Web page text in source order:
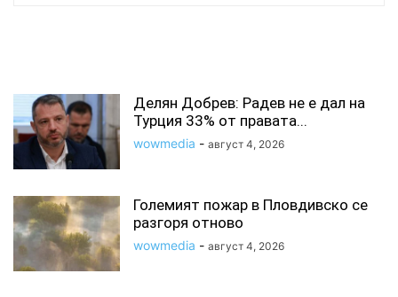
Делян Добрев: Радев не е дал на
Турция 33% от правата...
wowmedia - август 4, 2026
Големият пожар в Пловдивско се
разгоря отново
wowmedia - август 4, 2026